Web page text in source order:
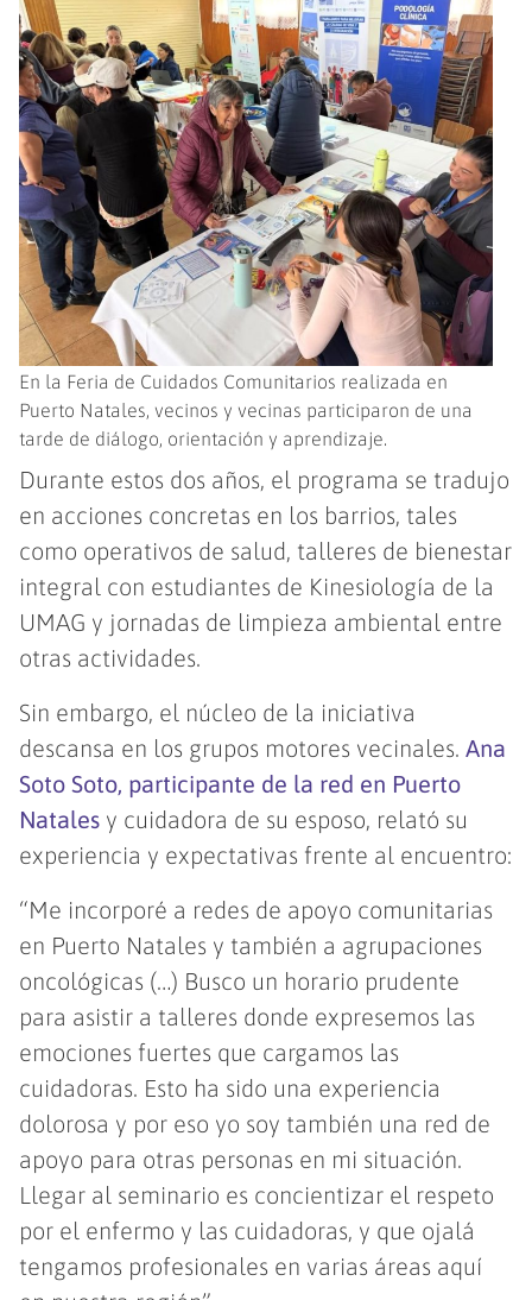
En la Feria de Cuidados Comunitarios realizada en
Puerto Natales, vecinos y vecinas participaron de una
tarde de diálogo, orientación y aprendizaje.
Durante estos dos años, el programa se tradujo
en acciones concretas en los barrios, tales
como operativos de salud, talleres de bienestar
integral con estudiantes de Kinesiología de la
UMAG y jornadas de limpieza ambiental entre
otras actividades.
Sin embargo, el núcleo de la iniciativa
descansa en los grupos motores vecinales.Ana
Soto Soto, participante de la red en Puerto
Natales y cuidadora de su esposo, relató su
experiencia y expectativas frente al encuentro:
“Me incorporé a redes de apoyo comunitarias
en Puerto Natales y también a agrupaciones
oncológicas (…) Busco un horario prudente
para asistir a talleres donde expresemos las
emociones fuertes que cargamos las
cuidadoras. Esto ha sido una experiencia
dolorosa y por eso yo soy también una red de
apoyo para otras personas en mi situación.
Llegar al seminario es concientizar el respeto
por el enfermo y las cuidadoras, y que ojalá
tengamos profesionales en varias áreas aquí